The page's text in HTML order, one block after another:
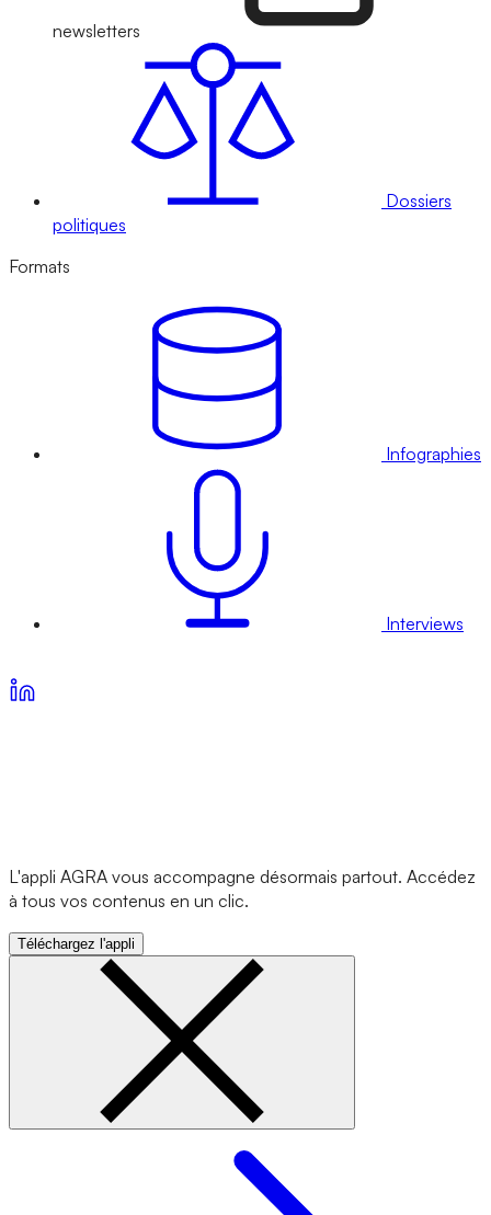
newsletters
Dossiers
politiques
Formats
Infographies
Interviews
L'appli AGRA vous accompagne désormais partout. Accédez
à tous vos contenus en un clic.
Téléchargez l'appli